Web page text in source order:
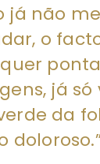
já não
o
já só
da